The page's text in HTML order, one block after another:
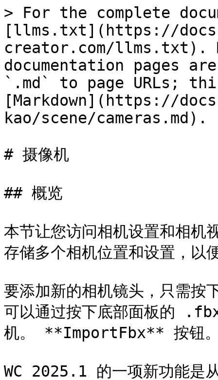
> For the complete
[llms.txt](https://
creator.com/llms.txt).
documentation pages
`.md` to page URLs;
[Markdown](https://
kao/scene/cameras.md).
# 摄像机
## 概览
本节让您访问相机设置和相机
存储多个相机位置和设置，以
要添加新的相机镜头，只需
可以通过按下底部面板的
机。 **ImportFbx** 按钮
WC 2025.1 的一项新功能是